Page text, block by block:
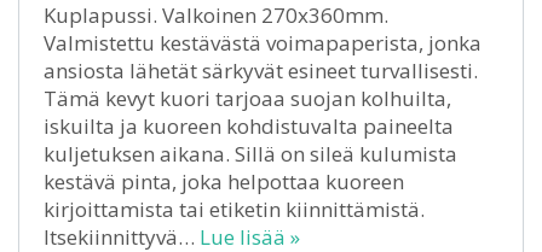
Kuplapussi. Valkoinen 270x360mm.
Valmistettu kestävästä voimapaperista, jonka
ansiosta lähetät särkyvät esineet turvallisesti.
Tämä kevyt kuori tarjoaa suojan kolhuilta,
iskuilta ja kuoreen kohdistuvalta paineelta
kuljetuksen aikana. Sillä on sileä kulumista
kestävä pinta, joka helpottaa kuoreen
kirjoittamista tai etiketin kiinnittämistä.
Itsekiinnittyvä… Lue lisää »